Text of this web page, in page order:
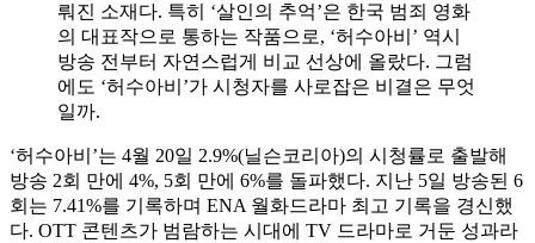
뤄진 소재다. 특히 ‘살인의 추억’은 한국 범죄 영화
의 대표작으로 통하는 작품으로, ‘허수아비’ 역시
방송 전부터 자연스럽게 비교 선상에 올랐다. 그럼
에도 ‘허수아비’가 시청자를 사로잡은 비결은 무엇
일까.
‘허수아비’는 4월 20일 2.9%(닐슨코리아)의 시청률로 출발해
방송 2회 만에 4%, 5회 만에 6%를 돌파했다. 지난 5일 방송된 6
회는 7.41%를 기록하며 ENA 월화드라마 최고 기록을 경신했
다. OTT 콘텐츠가 범람하는 시대에 TV 드라마로 거둔 성과라